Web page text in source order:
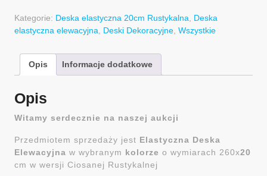
Kategorie: Deska elastyczna 20cm Rustykalna
Deska
elastyczna elewacyjna
Deski Dekoracyjne Wszystkie
Opis Informacje dodatkowe
Opis
Witamy serdecznie na naszej aukcji
Przedmiotem sprzedaży jest Elastyczna Deska
Elewacyjna w wybranym kolorze o wymiarach 260x20
cm w wersji Ciosanej Rustykalnej